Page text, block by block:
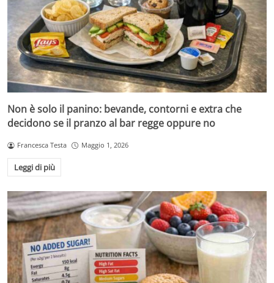
Non è solo il panino: bevande, contorni e extra che
decidono se il pranzo al bar regge oppure no
Francesca Testa Maggio 1, 2026
Leggi di più